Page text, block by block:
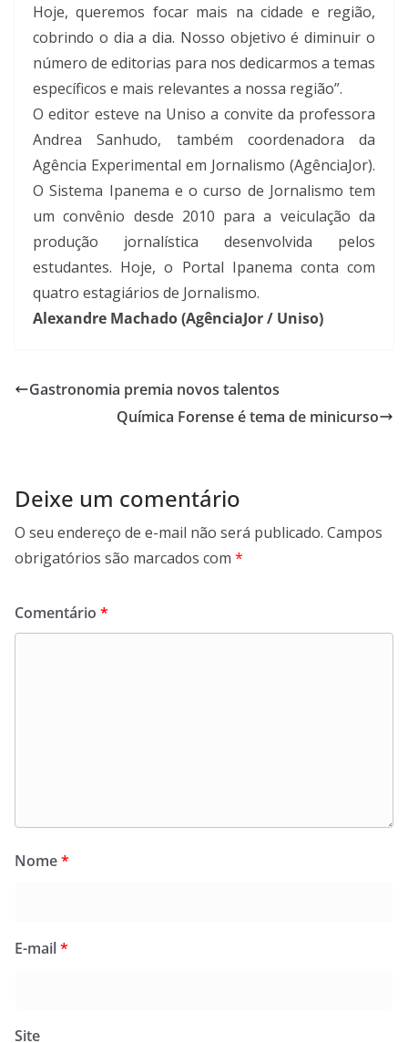
Hoje, queremos focar mais na cidade e região,
cobrindo o dia a dia. Nosso objetivo é diminuir o
número de editorias para nos dedicarmos a temas
específicos e mais relevantes a nossa região”.
O editor esteve na Uniso a convite da professora
Andrea Sanhudo, também coordenadora da
Agência Experimental em Jornalismo (AgênciaJor).
O Sistema Ipanema e o curso de Jornalismo tem
um convênio desde 2010 para a veiculação da
produção jornalística desenvolvida pelos
estudantes. Hoje, o Portal Ipanema conta com
quatro estagiários de Jornalismo.
Alexandre Machado (AgênciaJor / Uniso)
Gastronomia premia novos talentos
Química Forense é tema de minicurso
Deixe um comentário
O seu endereço de e-mail não será publicado. Campos
obrigatórios são marcados com *
Comentário *
Nome*
E-mail*
Site